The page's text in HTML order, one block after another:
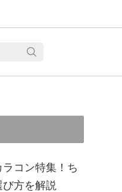
コン特集！ち
び方を解説